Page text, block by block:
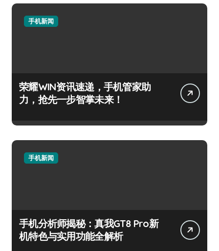
手机新闻
荣耀WIN资讯速递，手机管家助
力，抢先一步智掌未来！
手机新闻
手机分析师揭秘：真我GT8 Pro新
机特色与实用功能全解析